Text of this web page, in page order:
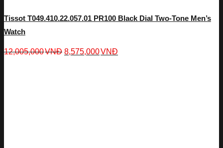
Tissot T049.410.22.057.01 PR100 Black Dial Two-Tone Men’s
Watch
12,005,000VNĐ 8,575,000VNĐ